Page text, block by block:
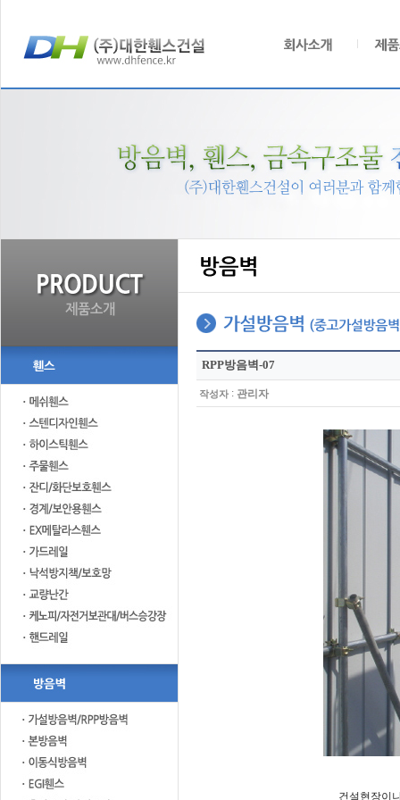
RPP방음벽-07
작성자 : 관리자
건설현장이